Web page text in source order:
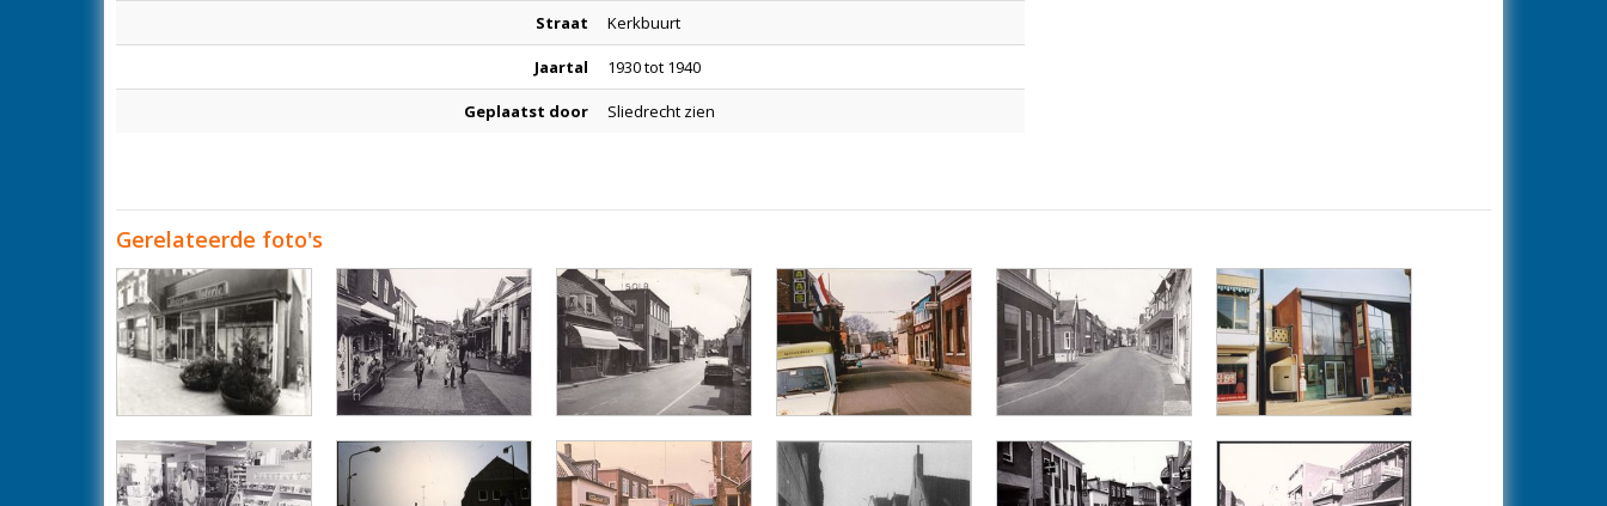
Straat Kerkbuurt
Jaartal 1930 tot 1940
Geplaatst door Sliedrecht zien
Gerelateerde foto's